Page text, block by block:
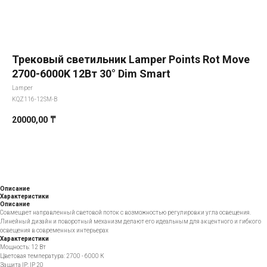
Трековый светильник Lamper Points Rot Move
2700-6000K 12Вт 30° Dim Smart
Lamper
KQZ116-12SM-B
20000,00 ₸
Описание
Характеристики
Описание
Совмещает направленный световой поток с возможностью регулировки угла освещения.
Линейный дизайн и поворотный механизм делают его идеальным для акцентного и гибкого
освещения в современных интерьерах
Характеристики
Мощность: 12 Вт
Цветовая температура: 2700 - 6000 К
Защита IP: IP 20